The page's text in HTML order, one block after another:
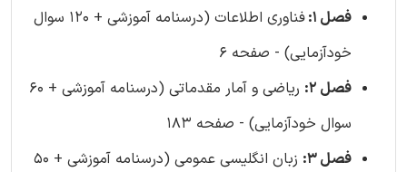
فصل 1:
فناوری اطلاعات (درسنامه آموزشی + 120 سوال
خودآزمایی) - صفحه 6
فصل 2:
ریاضی و آمار مقدماتی (درسنامه آموزشی + 60
سوال خودآزمایی) - صفحه 183
فصل 3:
زبان انگلیسی عمومی (درسنامه آموزشی + 50